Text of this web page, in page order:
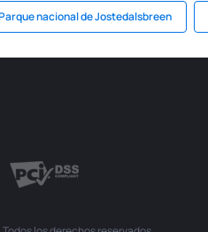
nacional de Jostedalsbreen